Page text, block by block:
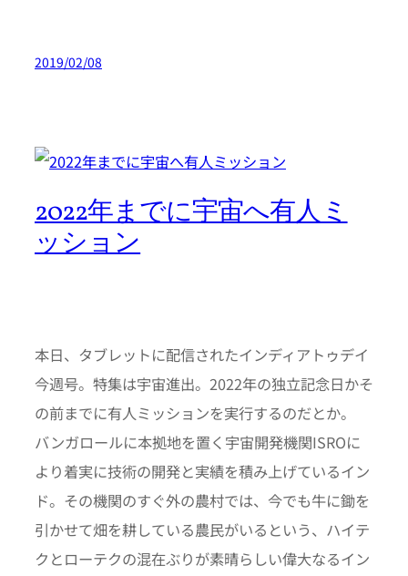
2019/02/08
2022年までに宇宙へ有人ミ
ッション
本日、タブレットに配信されたインディアトゥデイ
今週号。特集は宇宙進出。2022年の独立記念日かそ
の前までに有人ミッションを実行するのだとか。
バンガロールに本拠地を置く宇宙開発機関ISROに
より着実に技術の開発と実績を積み上げているイン
ド。その機関のすぐ外の農村では、今でも牛に鋤を
引かせて畑を耕している農民がいるという、ハイテ
クとローテクの混在ぶりが素晴らしい偉大なるイン